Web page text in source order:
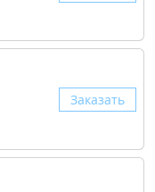
Заказать